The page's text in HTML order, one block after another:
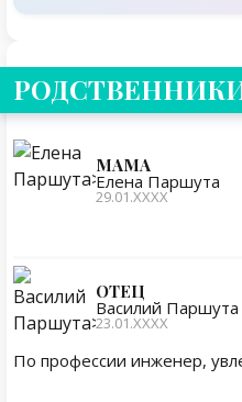
Родственники
МАМА
Елена Паршута
29.01.ХХХХ
ОТЕЦ
Василий Паршута
23.01.ХХХХ
По профессии инженер,